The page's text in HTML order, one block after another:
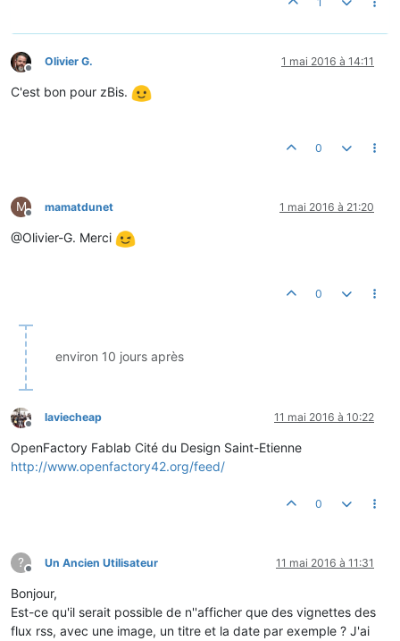
Hors-ligne
Olivier G. 1 mai 2016 à 14:11
C'est bon pour zBis.
0
M
Hors-ligne
mamatdunet 1 mai 2016 à 21:20
@Olivier-G. Merci
0
environ 10 jours après
Hors-ligne
laviecheap 11 mai 2016 à 10:22
OpenFactory Fablab Cité du Design Saint-Etienne
http://www.openfactory42.org/feed/
0
?
Hors-ligne
Un Ancien Utilisateur 11 mai 2016 à 11:31
Bonjour,
Est-ce qu'il serait possible de n''afficher que des vignettes des
flux rss, avec une image, un titre et la date par exemple ? J'ai